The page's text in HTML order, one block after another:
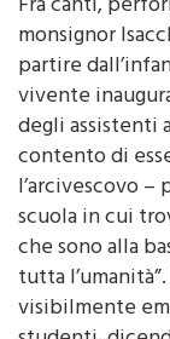
Fra canti,
monsignor
partire
vivente
degli assistenti
contento di
l’arcivescovo
scuola in cui
che sono alla
tutta